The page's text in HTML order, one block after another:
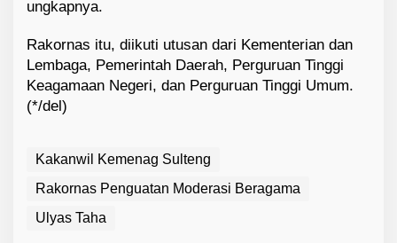
ungkapnya.
Rakornas itu, diikuti utusan dari Kementerian dan
Lembaga, Pemerintah Daerah, Perguruan Tinggi
Keagamaan Negeri, dan Perguruan Tinggi Umum.
(*/del)
Kakanwil Kemenag Sulteng
Rakornas Penguatan Moderasi Beragama
Ulyas Taha